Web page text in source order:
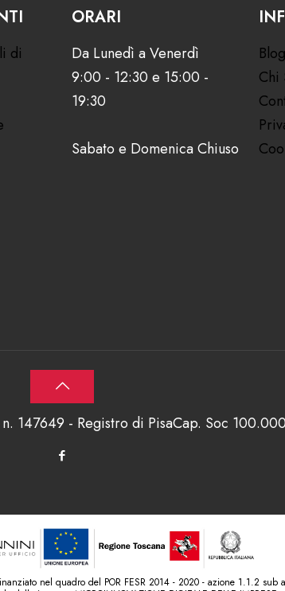
di
ORARI
Da Lunedì a Venerdì
9:00 - 12:30 e 15:00 -
19:30
Sabato e Domenica Chiuso
Blog
Chi
147649 - Registro di PisaCap. Soc
nel quadro del POR FESR 2014 - 2020 - azione 1.1.2